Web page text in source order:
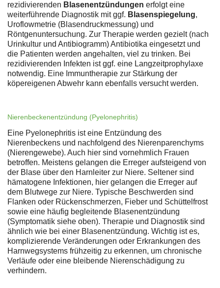
rezidivierenden Blasenentzündungen erfolgt eine
weiterführende Diagnostik mit ggf. Blasenspiegelung,
Uroflowmetrie (Blasendruckmessung) und
Röntgenuntersuchung. Zur Therapie werden gezielt (nach
Urinkultur und Antibiogramm) Antibiotika eingesetzt und
die Patienten werden angehalten, viel zu trinken. Bei
rezidivierenden Infekten ist ggf. eine Langzeitprophylaxe
notwendig. Eine Immuntherapie zur Stärkung der
köpereigenen Abwehr kann ebenfalls versucht werden.
Nierenbeckenentzündung (Pyelonephritis)
Eine Pyelonephritis ist eine Entzündung des
Nierenbeckens und nachfolgend des Nierenparenchyms
(Nierengewebe). Auch hier sind vornehmlich Frauen
betroffen. Meistens gelangen die Erreger aufsteigend von
der Blase über den Harnleiter zur Niere. Seltener sind
hämatogene Infektionen, hier gelangen die Erreger auf
dem Blutwege zur Niere. Typische Beschwerden sind
Flanken oder Rückenschmerzen, Fieber und Schüttelfrost
sowie eine häufig begleitende Blasenentzündung
(Symptomatik siehe oben). Therapie und Diagnostik sind
ähnlich wie bei einer Blasenentzündung. Wichtig ist es,
komplizierende Veränderungen oder Erkrankungen des
Harnwegsystems frühzeitig zu erkennen, um chronische
Verläufe oder eine bleibende Nierenschädigung zu
verhindern.